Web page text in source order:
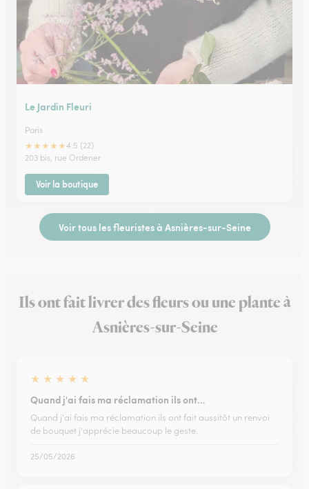
Le Jardin Fleuri
Paris
★★★★★4.5 (22)
203 bis, rue Ordener
Voir la boutique
Voir tous les fleuristes à Asnières-sur-Seine
Ils ont fait livrer des fleurs ou une plante à
Asnières-sur-Seine
★ ★ ★ ★ ★
Quand j'ai fais ma réclamation ils ont…
Quand j'ai fais ma réclamation ils ont fait aussitôt un renvoi
de bouquet j'apprécie beaucoup le geste.
25/05/2026